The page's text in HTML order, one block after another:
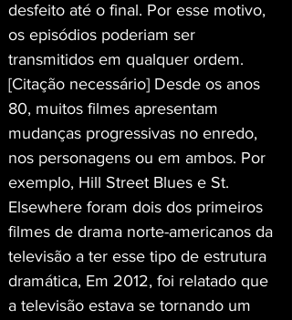
desfeito até o final. Por esse motivo,
os episódios poderiam ser
transmitidos em qualquer ordem.
[Citação necessário] Desde os anos
80, muitos filmes apresentam
mudanças progressivas no enredo,
nos personagens ou em ambos. Por
exemplo, Hill Street Blues e St.
Elsewhere foram dois dos primeiros
filmes de drama norte-americanos da
televisão a ter esse tipo de estrutura
dramática, Em 2012, foi relatado que
a televisão estava se tornando um